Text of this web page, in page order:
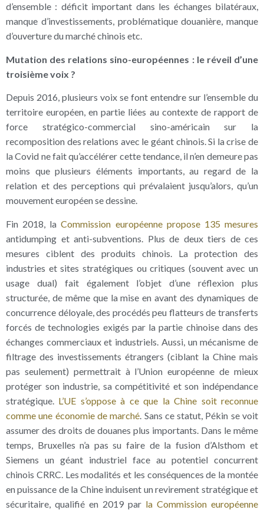
d’ensemble : déficit important dans les échanges bilatéraux,
manque d’investissements, problématique douanière, manque
d’ouverture du marché chinois etc.
Mutation des relations sino-européennes : le réveil d’une
troisième voix ?
Depuis 2016, plusieurs voix se font entendre sur l’ensemble du
territoire européen, en partie liées au contexte de rapport de
force stratégico-commercial sino-américain sur la
recomposition des relations avec le géant chinois. Si la crise de
la Covid ne fait qu’accélérer cette tendance, il n’en demeure pas
moins que plusieurs éléments importants, au regard de la
relation et des perceptions qui prévalaient jusqu’alors, qu’un
mouvement européen se dessine.
Fin 2018, laCommission européenne propose 135 mesures
antidumping et anti-subventions. Plus de deux tiers de ces
mesures ciblent des produits chinois. La protection des
industries et sites stratégiques ou critiques (souvent avec un
usage dual) fait également l’objet d’une réflexion plus
structurée, de même que la mise en avant des dynamiques de
concurrence déloyale, des procédés peu flatteurs de transferts
forcés de technologies exigés par la partie chinoise dans des
échanges commerciaux et industriels. Aussi, un mécanisme de
filtrage des investissements étrangers (ciblant la Chine mais
pas seulement) permettrait à l’Union européenne de mieux
protéger son industrie, sa compétitivité et son indépendance
stratégique. L’UE s’oppose à ce que la Chine soit reconnue
comme une économie de marché . Sans ce statut, Pékin se voit
assumer des droits de douanes plus importants. Dans le même
temps, Bruxelles n’a pas su faire de la fusion d’Alsthom et
Siemens un géant industriel face au potentiel concurrent
chinois CRRC. Les modalités et les conséquences de la montée
en puissance de la Chine induisent un revirement stratégique et
sécuritaire, qualifié en 2019 par la Commission européenne